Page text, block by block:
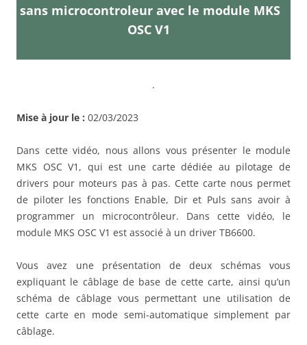
sans microcontroleur avec le module MKS
OSC V1
.
Mise à jour le : 02/03/2023
Dans cette vidéo, nous allons vous présenter le module
MKS OSC V1, qui est une carte dédiée au pilotage de
drivers pour moteurs pas à pas. Cette carte nous permet
de piloter les fonctions Enable, Dir et Puls sans avoir à
programmer un microcontrôleur. Dans cette vidéo, le
module MKS OSC V1 est associé à un driver TB6600.
Vous avez une présentation de deux schémas vous
expliquant le câblage de base de cette carte, ainsi qu’un
schéma de câblage vous permettant une utilisation de
cette carte en mode semi-automatique simplement par
câblage.